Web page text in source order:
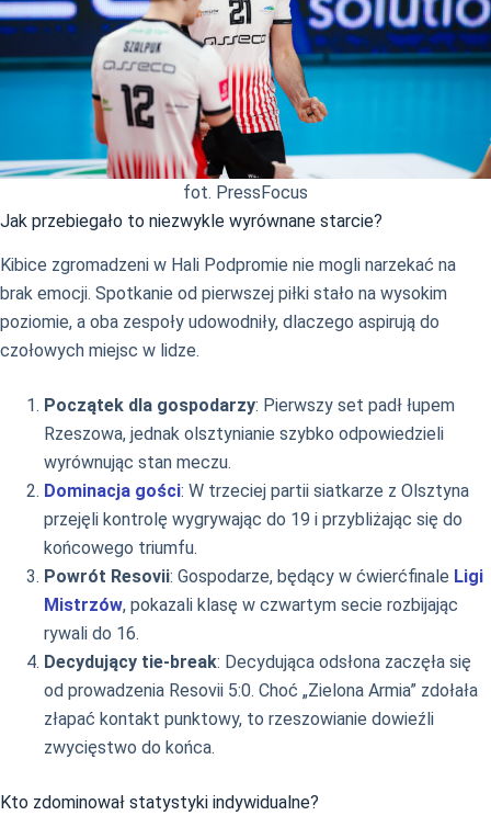
fot. PressFocus
Jak przebiegało to niezwykle wyrównane starcie?
Kibice zgromadzeni w Hali Podpromie nie mogli narzekać na
brak emocji. Spotkanie od pierwszej piłki stało na wysokim
poziomie, a oba zespoły udowodniły, dlaczego aspirują do
czołowych miejsc w lidze.
Początek dla gospodarzy: Pierwszy set padł łupem
Rzeszowa, jednak olsztynianie szybko odpowiedzieli
wyrównując stan meczu.
Dominacja gości: W trzeciej partii siatkarze z Olsztyna
przejęli kontrolę wygrywając do 19 i przybliżając się do
końcowego triumfu.
Powrót Resovii: Gospodarze, będący w ćwierćfinale Ligi
Mistrzów, pokazali klasę w czwartym secie rozbijając
rywali do 16.
Decydujący tie-break: Decydująca odsłona zaczęła się
od prowadzenia Resovii 5:0. Choć „Zielona Armia” zdołała
złapać kontakt punktowy, to rzeszowianie dowieźli
zwycięstwo do końca.
Kto zdominował statystyki indywidualne?